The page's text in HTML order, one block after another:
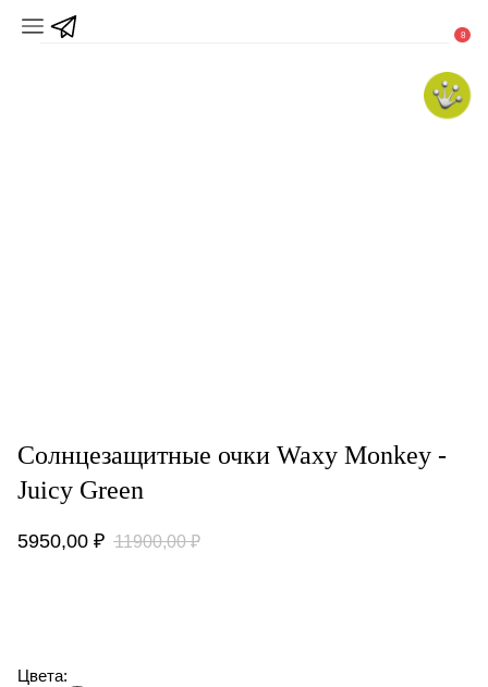
8
Солнцезащитные очки Waxy Monkey -
Juicy Green
5950,00 ₽ 11900,00 ₽
Цвета: